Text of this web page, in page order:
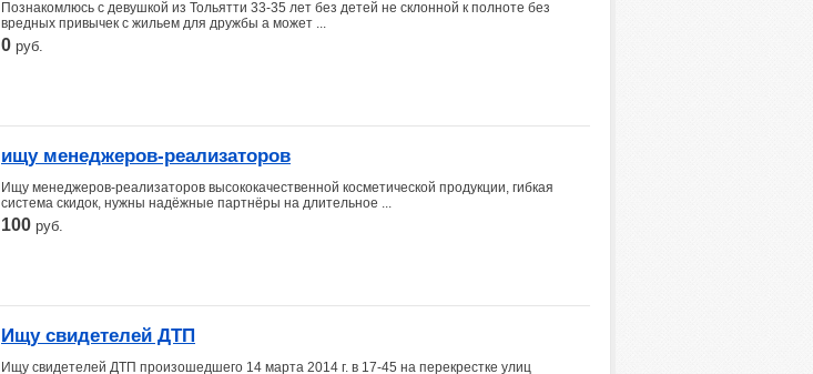
Познакомлюсь с девушкой из Тольятти 33-35 лет без детей не склонной к полноте без
вредных привычек с жильем для дружбы а может ...
0 руб.
ищу менеджеров-реализаторов
Ищу менеджеров-реализаторов высококачественной косметической продукции, гибкая
система скидок, нужны надёжные партнёры на длительное ...
100 руб.
Ищу свидетелей ДТП
Ищу свидетелей ДТП произошедшего 14 марта 2014 г. в 17-45 на перекрестке улиц